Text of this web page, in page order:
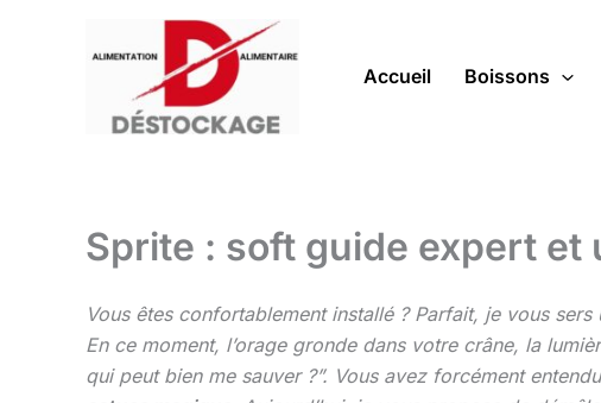
Accueil Boissons
Sprite : soft guide expert et
Vous êtes confortablement installé ? Parfait, je vous
En ce moment, l’orage gronde dans votre crâne, la
qui peut bien me sauver ?”. Vous avez forcément